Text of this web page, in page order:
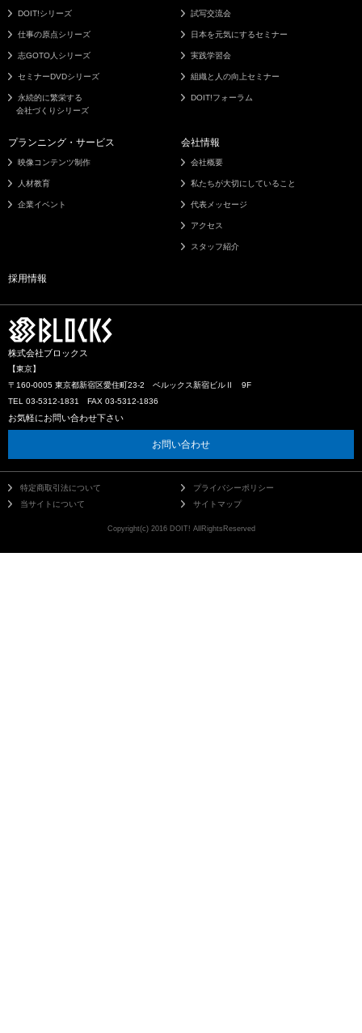
DOIT!シリーズ
仕事の原点シリーズ
志GOTO人シリーズ
セミナーDVDシリーズ
永続的に繁栄する
会社づくりシリーズ
試写交流会
日本を元気にするセミナー
実践学習会
組織と人の向上セミナー
DOIT!フォーラム
プランニング・サービス
映像コンテンツ制作
人材教育
企業イベント
会社情報
会社概要
私たちが大切にしていること
代表メッセージ
アクセス
スタッフ紹介
採用情報
株式会社ブロックス
【東京】
〒160-0005 東京都新宿区愛住町23-2 ベルックス新宿ビルⅡ 9F
TEL 03-5312-1831 FAX 03-5312-1836
お気軽にお問い合わせ下さい
お問い合わせ
特定商取引法について
プライバシーポリシー
当サイトについて
サイトマップ
Copyright(c) 2016 DOIT! AllRightsReserved